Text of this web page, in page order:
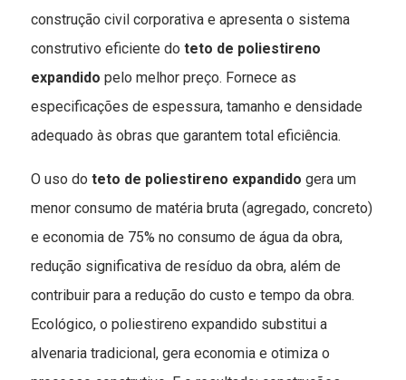
construção civil corporativa e apresenta o sistema
construtivo eficiente doteto de poliestireno
expandido pelo melhor preço. Fornece as
especificações de espessura, tamanho e densidade
adequado às obras que garantem total eficiência.
O uso doteto de poliestireno expandidogera um
menor consumo de matéria bruta (agregado, concreto)
e economia de 75% no consumo de água da obra,
redução significativa de resíduo da obra, além de
contribuir para a redução do custo e tempo da obra.
Ecológico, o poliestireno expandido substitui a
alvenaria tradicional, gera economia e otimiza o